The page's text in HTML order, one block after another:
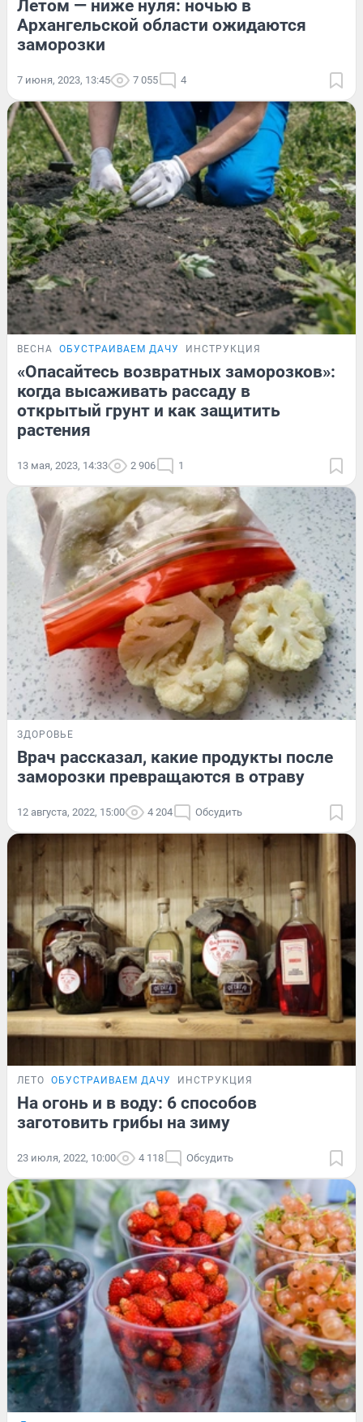
Летом — ниже нуля: ночью в
Архангельской области ожидаются
заморозки
7 июня, 2023, 13:45 7 055 4
ВЕСНА ОБУСТРАИВАЕМ ДАЧУ ИНСТРУКЦИЯ
«Опасайтесь возвратных заморозков»:
когда высаживать рассаду в
открытый грунт и как защитить
растения
13 мая, 2023, 14:33 2 906 1
ЗДОРОВЬЕ
Врач рассказал, какие продукты после
заморозки превращаются в отраву
12 августа, 2022, 15:00 4 204 Обсудить
ЛЕТО ОБУСТРАИВАЕМ ДАЧУ ИНСТРУКЦИЯ
На огонь и в воду: 6 способов
заготовить грибы на зиму
23 июля, 2022, 10:00 4 118 Обсудить